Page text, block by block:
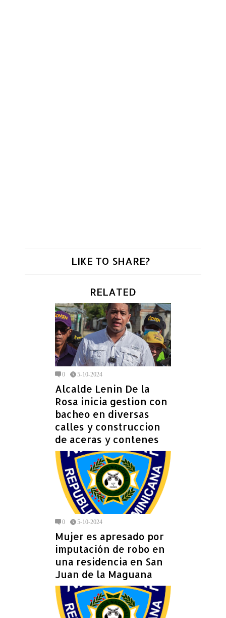
LIKE TO SHARE?
RELATED
0 5-10-2024
Alcalde Lenin De la
Rosa inicia gestion con
bacheo en diversas
calles y construccion
de aceras y contenes
0 5-10-2024
Mujer es apresado por
imputación de robo en
una residencia en San
Juan de la Maguana